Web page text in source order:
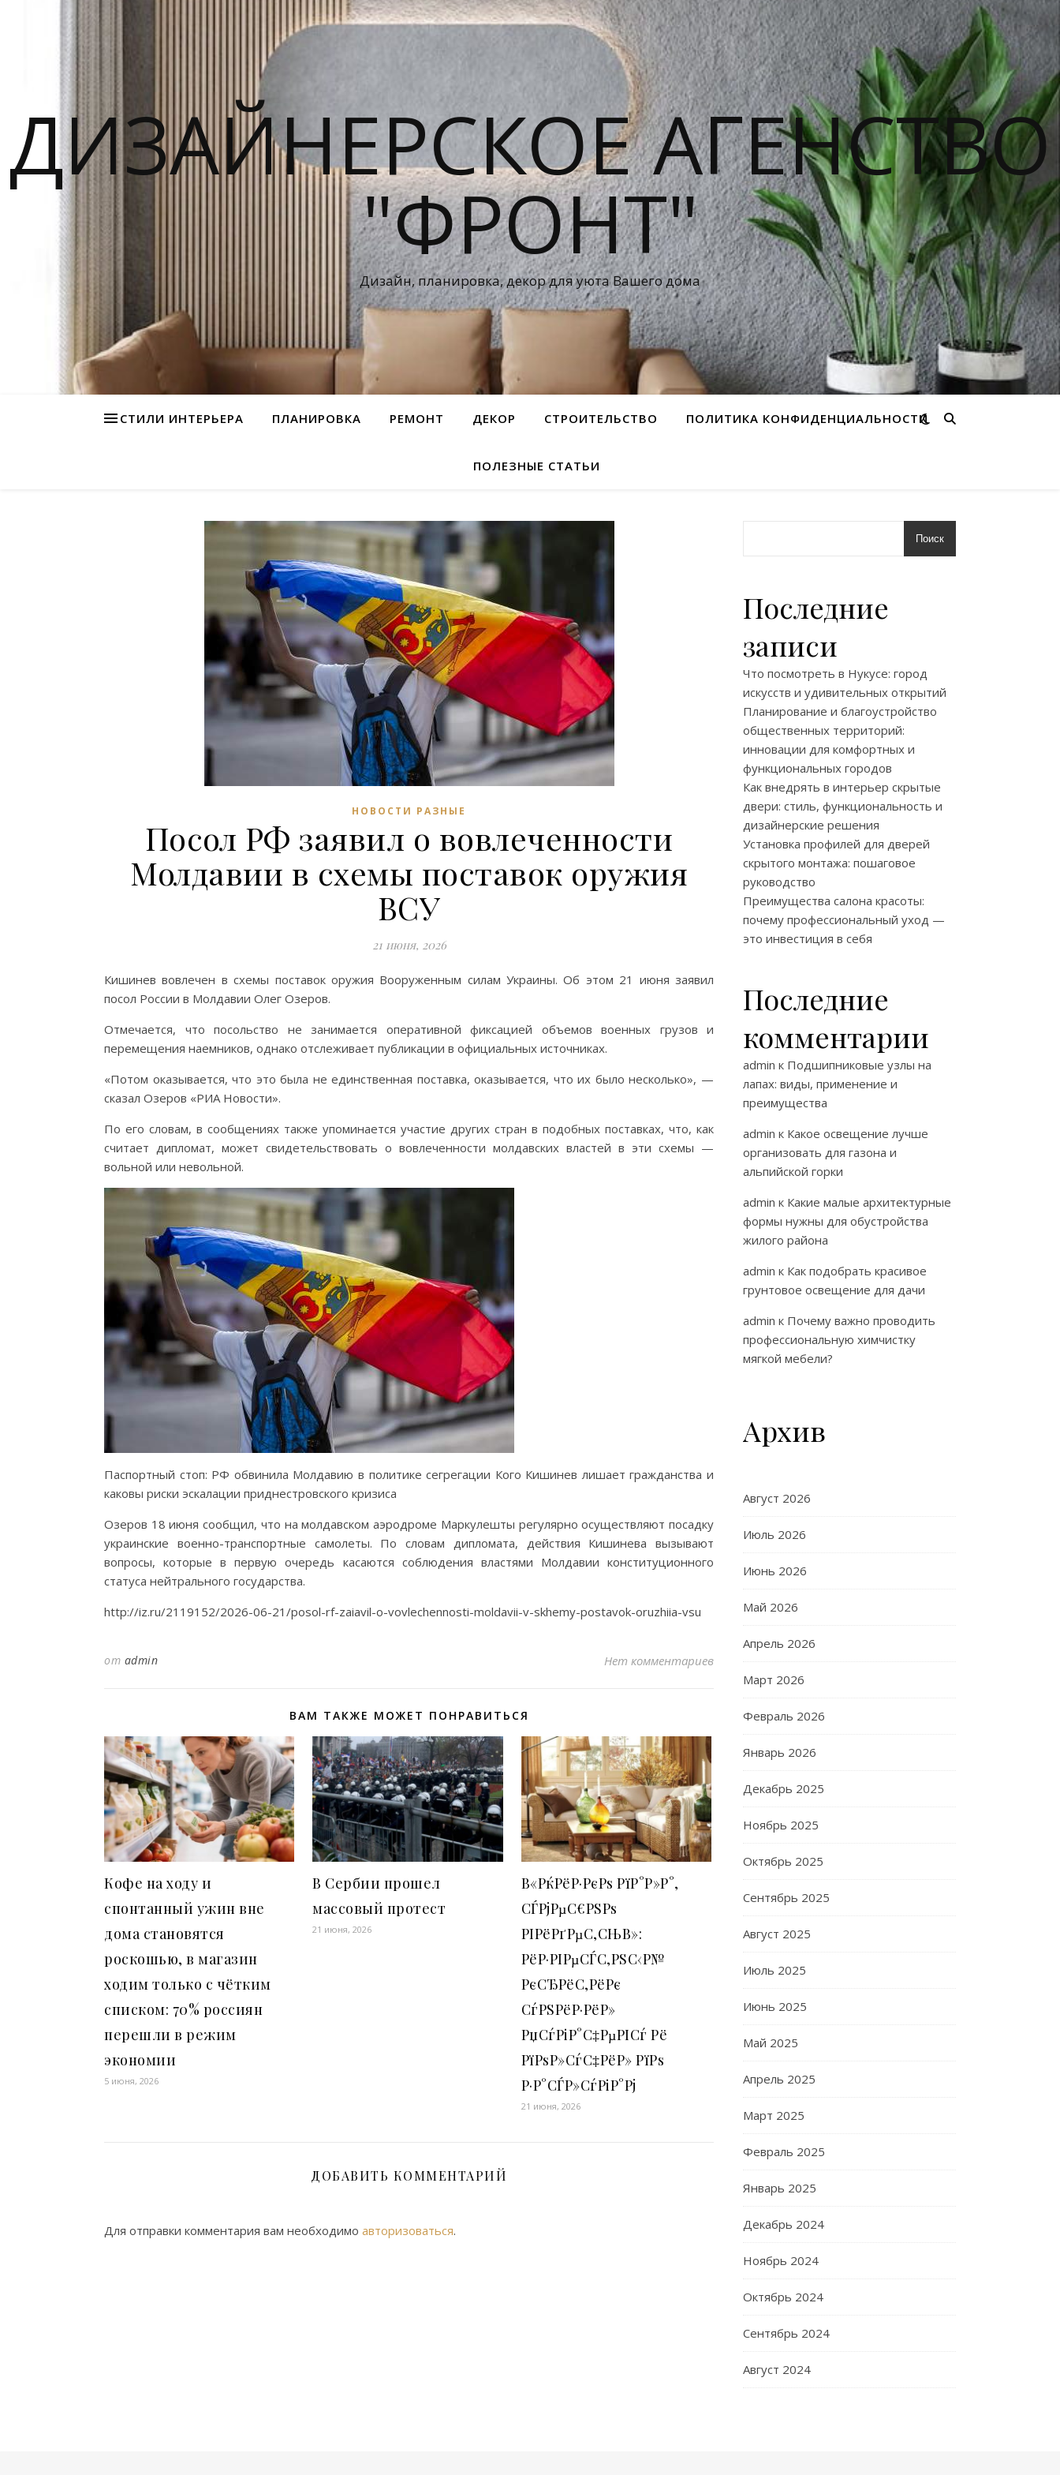
ДИЗАЙНЕРСКОЕ АГЕНСТВО
"ФРОНТ"
Дизайн, планировка, декор для уюта Вашего дома
СТИЛИ ИНТЕРЬЕРА ПЛАНИРОВКА РЕМОНТ ДЕКОР СТРОИТЕЛЬСТВО ПОЛИТИКА КОНФИДЕНЦИАЛЬНОСТИ
ПОЛЕЗНЫЕ СТАТЬИ
НОВОСТИ РАЗНЫЕ
Посол РФ заявил о вовлеченности
Молдавии в схемы поставок оружия
ВСУ
21 июня, 2026
Кишинев вовлечен в схемы поставок оружия Вооруженным силам Украины. Об этом 21 июня заявил
посол России в Молдавии Олег Озеров.
Отмечается, что посольство не занимается оперативной фиксацией объемов военных грузов и
перемещения наемников, однако отслеживает публикации в официальных источниках.
«Потом оказывается, что это была не единственная поставка, оказывается, что их было несколько», —
сказал Озеров «РИА Новости».
По его словам, в сообщениях также упоминается участие других стран в подобных поставках, что, как
считает дипломат, может свидетельствовать о вовлеченности молдавских властей в эти схемы —
вольной или невольной.
Паспортный стоп: РФ обвинила Молдавию в политике сегрегации Кого Кишинев лишает гражданства и
каковы риски эскалации приднестровского кризиса
Озеров 18 июня сообщил, что на молдавском аэродроме Маркулешты регулярно осуществляют посадку
украинские военно-транспортные самолеты. По словам дипломата, действия Кишинева вызывают
вопросы, которые в первую очередь касаются соблюдения властями Молдавии конституционного
статуса нейтрального государства.
http://iz.ru/2119152/2026-06-21/posol-rf-zaiavil-o-vovlechennosti-moldavii-v-skhemy-postavok-oruzhiia-vsu
от admin Нет комментариев
ВАМ ТАКЖЕ МОЖЕТ ПОНРАВИТЬСЯ
Кофе на ходу и
спонтанный ужин вне
дома становятся
роскошью, в магазин
ходим только с чётким
списком: 70% россиян
перешли в режим
экономии
5 июня, 2026
В Сербии прошел
массовый протест
21 июня, 2026
В«РќРёР·РєРѕ РїР°Р»Р°,
СЃРјРµС€РЅРѕ
РІРёРґРµС‚СЊВ»:
РёР·РІРµСЃС‚РЅС‹Р№
РєСЂРёС‚РёРє
СѓРЅРёР·РёР»
РџСѓРіР°С‡РµРІСѓ Рё
РїРѕР»СѓС‡РёР» РїРѕ
Р·Р°СЃР»СѓРіР°Рј
21 июня, 2026
ДОБАВИТЬ КОММЕНТАРИЙ
Для отправки комментария вам необходимо авторизоваться.
Поиск
Последние
записи
Что посмотреть в Нукусе: город
искусств и удивительных открытий
Планирование и благоустройство
общественных территорий:
инновации для комфортных и
функциональных городов
Как внедрять в интерьер скрытые
двери: стиль, функциональность и
дизайнерские решения
Установка профилей для дверей
скрытого монтажа: пошаговое
руководство
Преимущества салона красоты:
почему профессиональный уход —
это инвестиция в себя
Последние
комментарии
admin к Подшипниковые узлы на
лапах: виды, применение и
преимущества
admin к Какое освещение лучше
организовать для газона и
альпийской горки
admin к Какие малые архитектурные
формы нужны для обустройства
жилого района
admin к Как подобрать красивое
грунтовое освещение для дачи
admin к Почему важно проводить
профессиональную химчистку
мягкой мебели?
Архив
Август 2026
Июль 2026
Июнь 2026
Май 2026
Апрель 2026
Март 2026
Февраль 2026
Январь 2026
Декабрь 2025
Ноябрь 2025
Октябрь 2025
Сентябрь 2025
Август 2025
Июль 2025
Июнь 2025
Май 2025
Апрель 2025
Март 2025
Февраль 2025
Январь 2025
Декабрь 2024
Ноябрь 2024
Октябрь 2024
Сентябрь 2024
Август 2024